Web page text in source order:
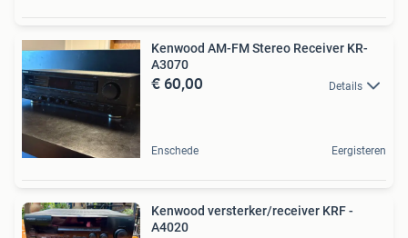
Kenwood AM-FM Stereo Receiver KR-
A3070
€ 60,00 Details
Enschede Eergisteren
Kenwood versterker/receiver KRF -
A4020